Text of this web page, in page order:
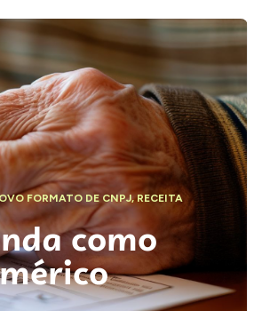
FORMATO DE CNPJ,RECEITA
como